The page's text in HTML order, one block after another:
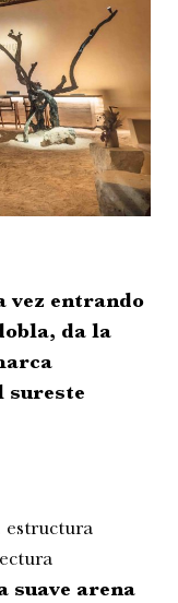
vez entrando
da la
sureste
suave arena